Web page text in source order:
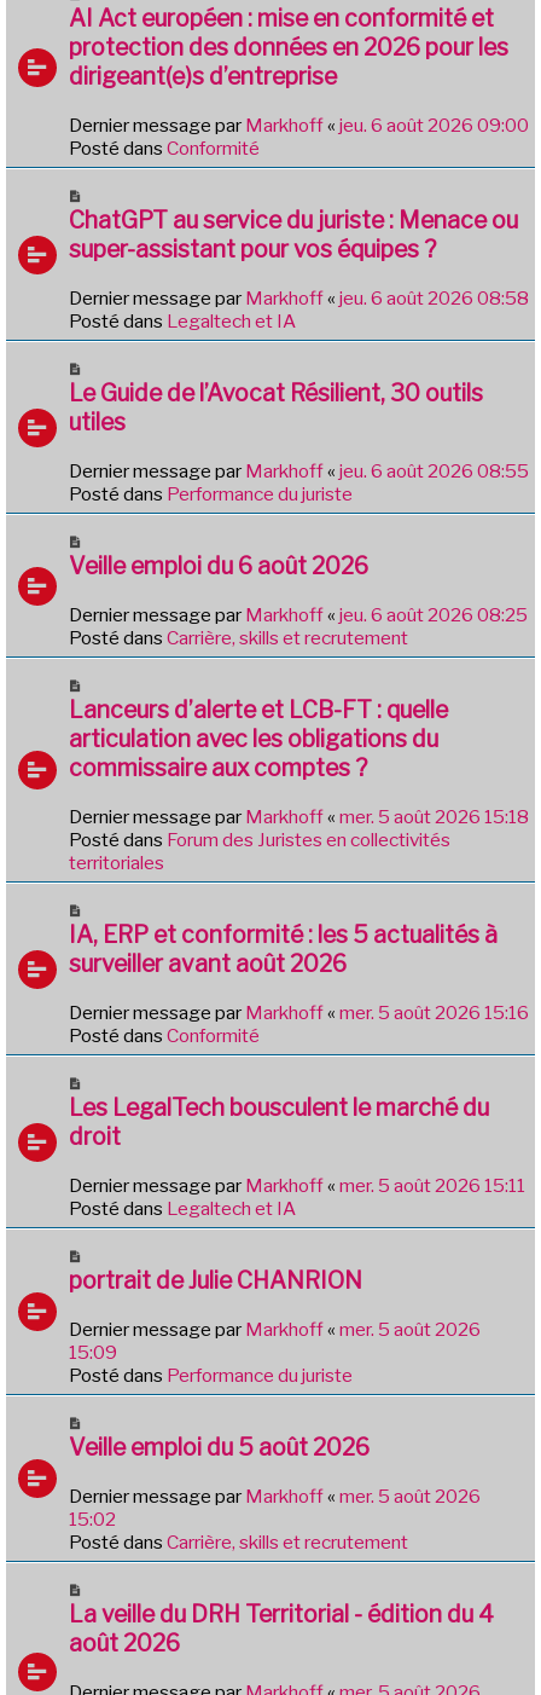
s
a
g
o
u
v
e
u
m
e
s
a
g
AI Act européen : mise en conformité et
protection des données en 2026 pour les
dirigeant(e)s d’entreprise
Dernier message par Markhoff« jeu. 6 août 2026 09:00
Posté dans Conformité
o
u
v
a
u
s
s
g
e
ChatGPT au service du juriste : Menace ou
super-assistant pour vos équipes ?
Dernier message par Markhoff« jeu. 6 août 2026 08:58
Posté dans Legaltech et IA
o
u
v
a
u
s
a
g
e
Le Guide de l’Avocat Résilient, 30 outils
utiles
Dernier message par Markhoff« jeu. 6 août 2026 08:55
Posté dans Performance du juriste
o
v
e
a
m
e
s
s
g
e
Veille emploi du 6 août 2026
Dernier message par Markhoff« jeu. 6 août 2026 08:25
Posté dans Carrière, skills et recrutement
o
u
v
e
u
m
e
s
a
g
Lanceurs d’alerte et LCB-FT : quelle
articulation avec les obligations du
commissaire aux comptes ?
Dernier message par Markhoff« mer. 5 août 2026 15:18
Posté dans Forum des Juristes en collectivités
territoriales
o
u
v
a
u
s
s
g
e
IA, ERP et conformité : les 5 actualités à
surveiller avant août 2026
Dernier message par Markhoff« mer. 5 août 2026 15:16
Posté dans Conformité
o
u
v
a
u
s
a
g
e
Les LegalTech bousculent le marché du
droit
Dernier message par Markhoff« mer. 5 août 2026 15:11
Posté dans Legaltech et IA
o
v
e
a
u
e
s
a
g
e
portrait de Julie CHANRION
Dernier message par Markhoff« mer. 5 août 2026
15:09
Posté dans Performance du juriste
o
v
e
a
u
e
s
s
Veille emploi du 5 août 2026
Dernier message par Markhoff« mer. 5 août 2026
15:02
Posté dans Carrière, skills et recrutement
o
u
v
La veille du DRH Territorial - édition du 4
août 2026